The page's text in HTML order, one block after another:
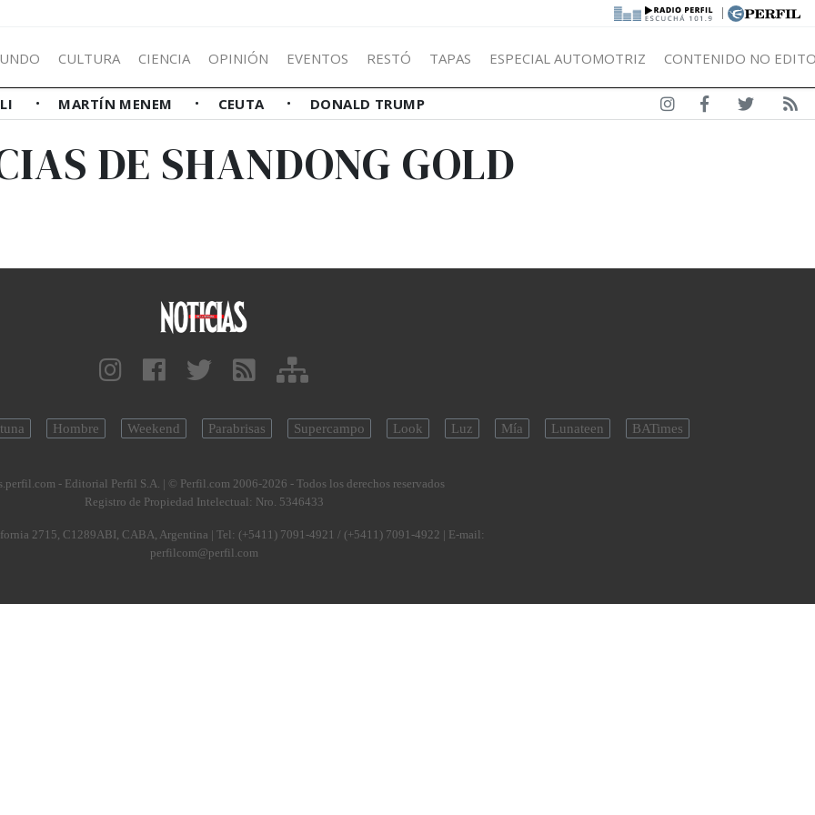
|
CULTURA CIENCIA OPINIÓN EVENTOS RESTÓ TAPAS ESPECIAL AUTOMOTRIZ CONTENIDO NO
MARTÍN MENEM CEUTA DONALD TRUMP
DE SHANDONG GOLD
Hombre Weekend Parabrisas Supercampo Look Luz Mía Lunateen BATimes
- Editorial Perfil S.A. | © Perfil.com 2006-2026 - Todos los derechos reservados
Registro de Propiedad Intelectual: Nro. 5346433
2715, C1289ABI, CABA, Argentina | Tel: (+5411) 7091-4921 / (+5411) 7091-4922 | E-mail:
perfilcom@perfil.com